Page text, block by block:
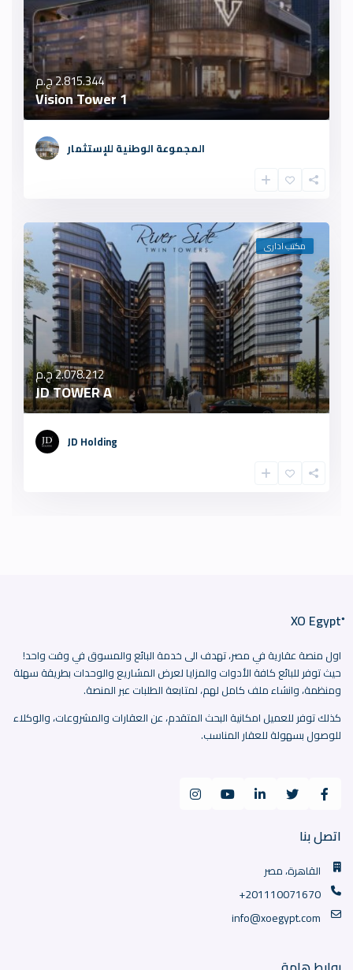
2.815.344 ج.م
Vision Tower 1
المجموعة الوطنية للإستثمار
مكتب ادارى
2.078.212 ج.م
JD TOWER A
JD Holding
اول منصة عقارية في مصر، تهدف الى خدمة البائع والمسوق في وقت واحد!
حيث توفر للبائع كافة الأدوات والمزايا لعرض المشاريع والوحدات بطريقة سهلة
ومنظمة، وانشاء ملف كامل لهم، لمتابعة الطلبات عبر المنصة.
كذلك توفر للعميل امكانية البحث المتقدم، عن العقارات والمشروعات، والوكلاء
للوصول بسهولة للعقار المناسب.
اتصل بنا
القاهرة، مصر
+201110071670
info@xoegypt.com